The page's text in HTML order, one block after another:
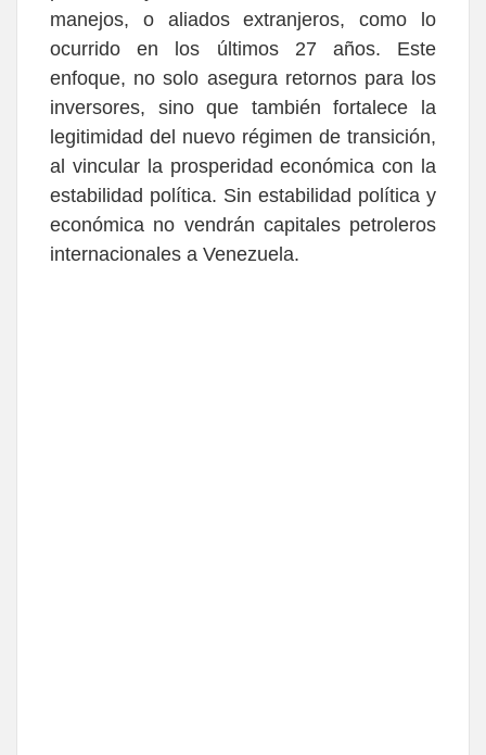
manejos, o aliados extranjeros, como lo
ocurrido en los últimos 27 años. Este
enfoque, no solo asegura retornos para los
inversores, sino que también fortalece la
legitimidad del nuevo régimen de transición,
al vincular la prosperidad económica con la
estabilidad política. Sin estabilidad política y
económica no vendrán capitales petroleros
internacionales a Venezuela.